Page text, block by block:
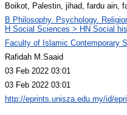
Boikot, Palestin, jihad, fardu ain,
B Philosophy. Psychology.
H Social Sciences > HN Social
Faculty of Islamic Contemporary
Rafidah M.Saaid
03 Feb 2022 03:01
03 Feb 2022 03:01
http://eprints.unisza.edu.my/id/